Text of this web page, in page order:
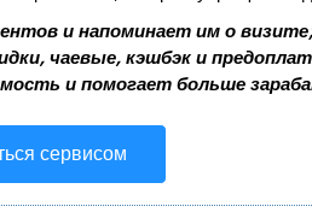
и напоминает им о
чаевые, кэшбэк и
и помогает больше
сервисом